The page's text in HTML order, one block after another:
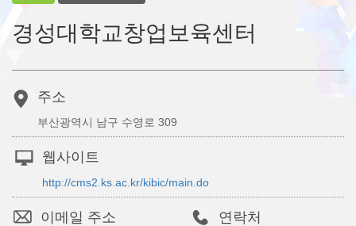
경성대학교창업보육센터
주소
부산광역시 남구 수영로 309
웹사이트
http://cms2.ks.ac.kr/kibic/main.do
이메일 주소 연락처